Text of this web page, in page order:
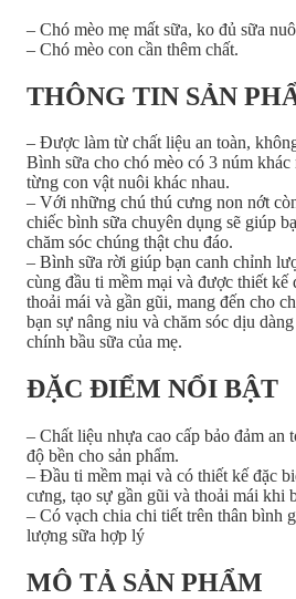
– Chó mèo mẹ mất sữa, ko đủ sữa
– Chó mèo con cần thêm chất.
THÔNG TIN SẢN
– Được làm từ chất liệu an toàn,
Bình sữa cho chó mèo có 3 núm
từng con vật nuôi khác nhau.
– Với những chú thú cưng non nớt
chiếc bình sữa chuyên dụng sẽ giúp
chăm sóc chúng thật chu đáo.
– Bình sữa rời giúp bạn canh chỉnh
cùng đầu ti mềm mại và được thiết kế
thoải mái và gần gũi, mang đến cho
bạn sự nâng niu và chăm sóc dịu
chính bầu sữa của mẹ.
ĐẶC ĐIỂM NỔI BẬT
– Chất liệu nhựa cao cấp bảo đảm an
độ bền cho sản phẩm.
– Đầu ti mềm mại và có thiết kế đặc
cưng, tạo sự gần gũi và thoải mái khi
– Có vạch chia chi tiết trên thân bình
lượng sữa hợp lý
MÔ TẢ SẢN PHẨM